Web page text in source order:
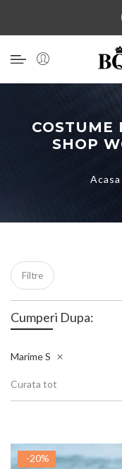
COSTUME
SHOP
Acasa
-20%
Filtre
Cumperi Dupa:
MarimeS
Curata tot